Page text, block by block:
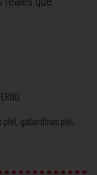
piel gabardinas piel